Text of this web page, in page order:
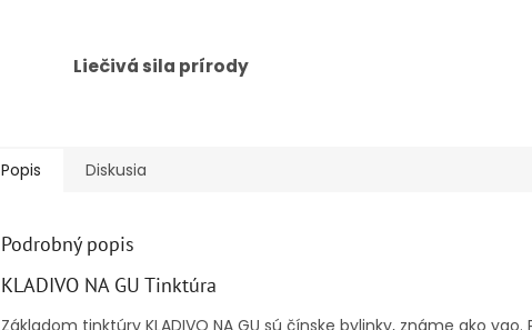
Liečivá sila prírody
Popis Diskusia
Podrobný popis
KLADIVO NA GU Tinktúra
Základom tinktúry KLADIVO NA GU sú čínske bylinky, známe ako yao.